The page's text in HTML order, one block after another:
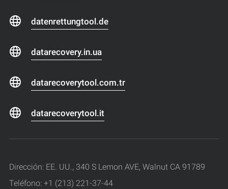
datenrettungtool.de
datarecovery.in.ua
datarecoverytool.com.tr
datarecoverytool.it
Dirección: EE. UU., 340 S Lemon AVE, Walnut CA 91789
Teléfono: +1 (213) 221-37-44